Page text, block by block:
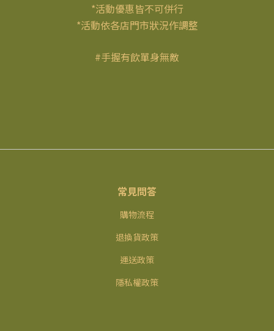
*活動優惠皆不可併行
*活動依各店門市狀況作調整
#手握有飲單身無敵
常見問答
購物流程
退換貨政策
運送政策
隱私權政策